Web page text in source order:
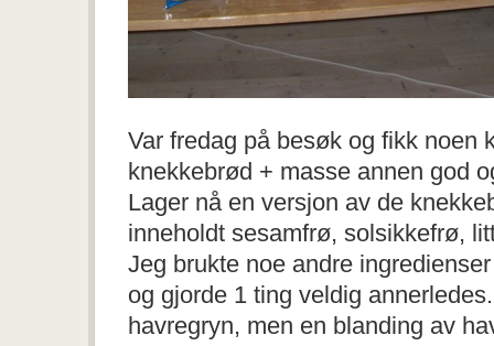
Var fredag på besøk og fikk noen
knekkebrød + masse annen god
Lager nå en versjon av de
inneholdt sesamfrø, solsikkefrø,
Jeg brukte noe andre
og gjorde 1 ting veldig
havregryn, men en blanding av